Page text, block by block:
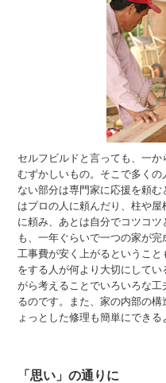
セルフビルドと言っても、一
むずかしいもの。そこで多くの
ない部分は専門家に応援を頼
はプロの人に頼んだり、柱や
に頼み、あとは自分でコツコ
も、一年ぐらいで一つの家が完
工事費が安く上がるというこ
をする人が何より大切にして
がら考えることでいろいろな
るのです。また、家の内部の
ょっとした修理も簡単にできる
「思い」の通りに